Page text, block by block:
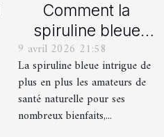
Comment la
spiruline bleue
favorise un
sommeil
réparateur ?
9 avril 2026 21:58
La spiruline bleue intrigue de
plus en plus les amateurs de
santé naturelle pour ses
nombreux bienfaits,...